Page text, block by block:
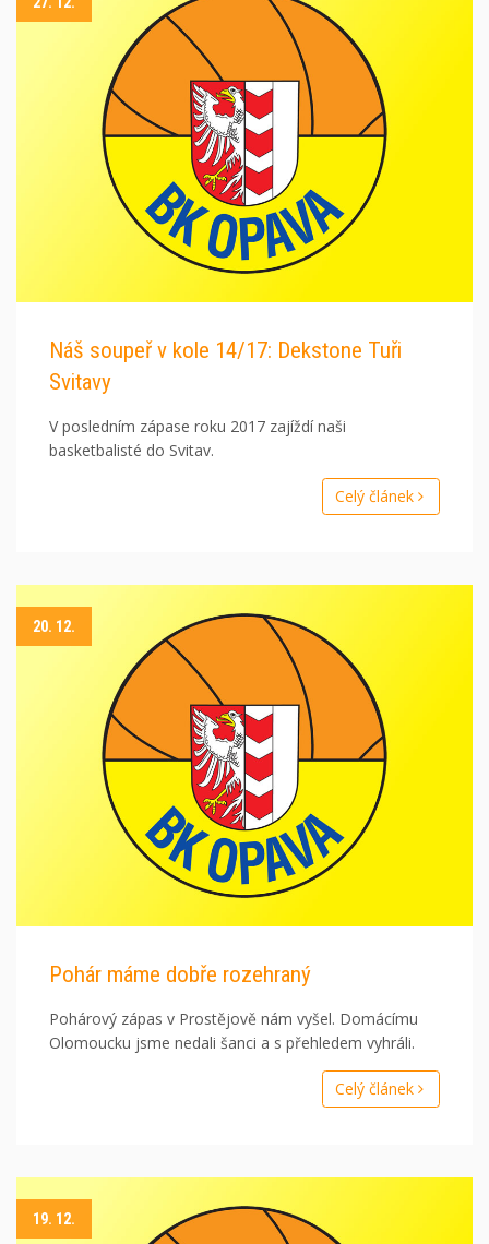
Náš soupeř v kole 14/17: Dekstone Tuři
Svitavy
V posledním zápase roku 2017 zajíždí naši
basketbalisté do Svitav.
Celý článek
20. 12.
Pohár máme dobře rozehraný
Pohárový zápas v Prostějově nám vyšel. Domácímu
Olomoucku jsme nedali šanci a s přehledem vyhráli.
Celý článek
19. 12.